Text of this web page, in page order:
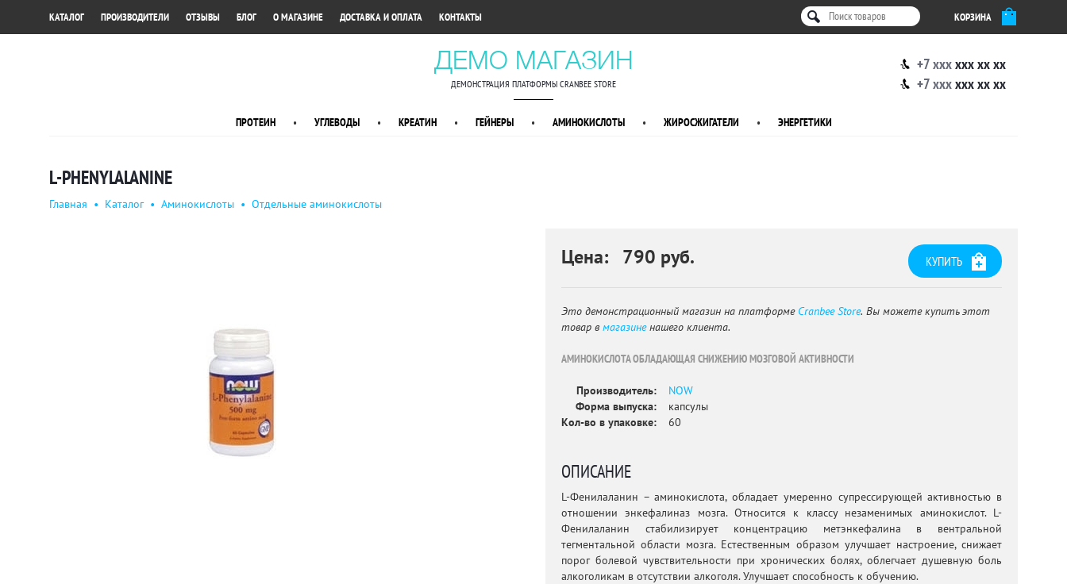
КОРЗИНА
КАТАЛОГ ПРОИЗВОДИТЕЛИ ОТЗЫВЫ БЛОГ О МАГАЗИНЕ ДОСТАВКА И ОПЛАТА КОНТАКТЫ
ДЕМО МАГАЗИН
ДЕМОНСТРАЦИЯ ПЛАТФОРМЫ CRANBEE STORE
+7 xxx xxx xx xx
+7 xxx xxx xx xx
ПРОТЕИН • УГЛЕВОДЫ • КРЕАТИН • ГЕЙНЕРЫ • АМИНОКИСЛОТЫ • ЖИРОСЖИГАТЕЛИ • ЭНЕРГЕТИКИ
L-PHENYLALANINE
Главная • Каталог • Аминокислоты • Отдельные аминокислоты
КУПИТЬ
Цена: 790 руб.
Это демонстрационный магазин на платформе Cranbee Store. Вы можете купить этот
товар в магазиненашего клиента.
АМИНОКИСЛОТА ОБЛАДАЮЩАЯ СНИЖЕНИЮ МОЗГОВОЙ АКТИВНОСТИ
Производитель:
NOW
Форма выпуска:
капсулы
Кол-во в упаковке:
60
ОПИСАНИЕ
L-Фенилаланин – аминокислота, обладает умеренно супрессирующей активностью в
отношении энкефалиназ мозга. Относится к классу незаменимых аминокислот. L-
Фенилаланин стабилизирует концентрацию метэнкефалина в вентральной
тегментальной области мозга. Естественным образом улучшает настроение, снижает
порог болевой чувствительности при хронических болях, облегчает душевную боль
алкоголикам в отсутствии алкоголя. Улучшает способность к обучению.